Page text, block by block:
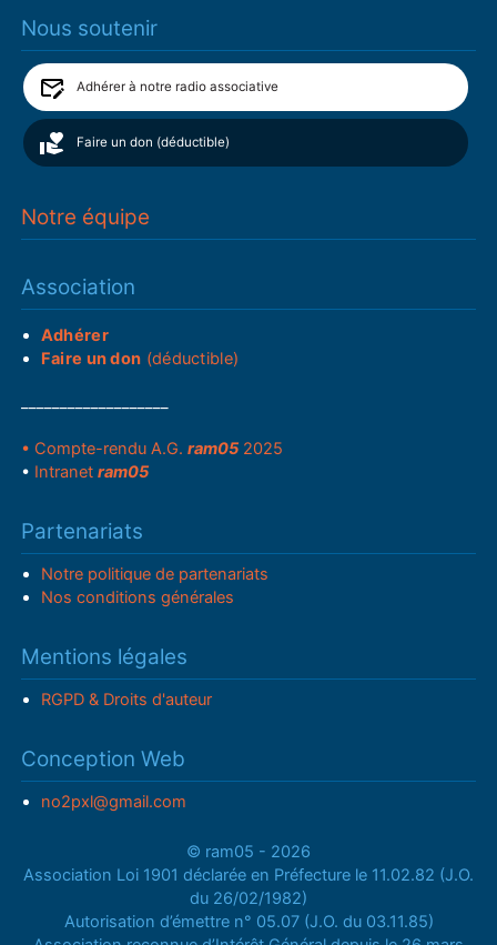
Nous soutenir
Adhérer à notre radio associative
Faire un don (déductible)
Notre équipe
Association
Adhérer
Faire un don (déductible)
• Compte-rendu A.G.ram05 2025
• Intranetram05
Partenariats
Notre politique de partenariats
Nos conditions générales
Mentions légales
RGPD & Droits d'auteur
Conception Web
no2pxl@gmail.com
© ram05 - 2026
Association Loi 1901 déclarée en Préfecture le 11.02.82 (J.O.
du 26/02/1982)
Autorisation d’émettre n° 05.07 (J.O. du 03.11.85)